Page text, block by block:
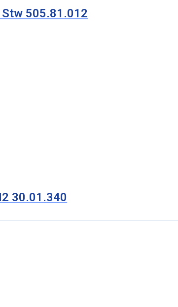
505.81.012
30.01.340